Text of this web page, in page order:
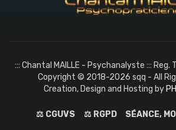
::: Chantal MAILLE - Psychanalyste ::: Reg.
Copyright © 2018-2026 sqq - All
Creation, Design and Hosting by
⚖️ CGUVS ⚖️ RGPD SÉANCE,